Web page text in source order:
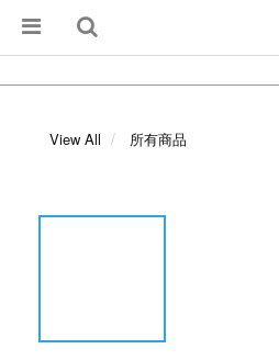
View All 所有商品